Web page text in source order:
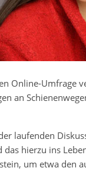
Online-Umfrage
an
laufenden
hierzu ins
um etwa den